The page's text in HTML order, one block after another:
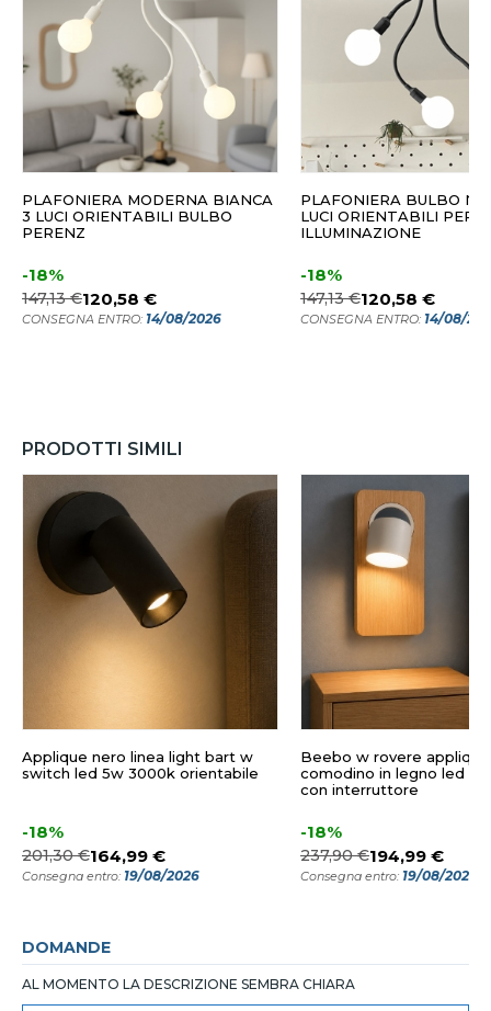
PLAFONIERA MODERNA BIANCA
3 LUCI ORIENTABILI BULBO
PERENZ
-18%
147,13 €120,58 €
CONSEGNA ENTRO: 14/08/2026
PLAFONIERA BULBO
LUCI ORIENTABILI
ILLUMINAZIONE
-18%
147,13 €120,58 €
CONSEGNA ENTRO: 14/08/
PRODOTTI SIMILI
Applique nero linea light bart w
switch led 5w 3000k orientabile
-18%
201,30 €164,99 €
Consegna entro: 19/08/2026
Beebo w rovere
comodino in legno led
con interruttore
-18%
237,90 €194,99 €
Consegna entro: 19/08/2026
DOMANDE
AL MOMENTO LA DESCRIZIONE SEMBRA CHIARA